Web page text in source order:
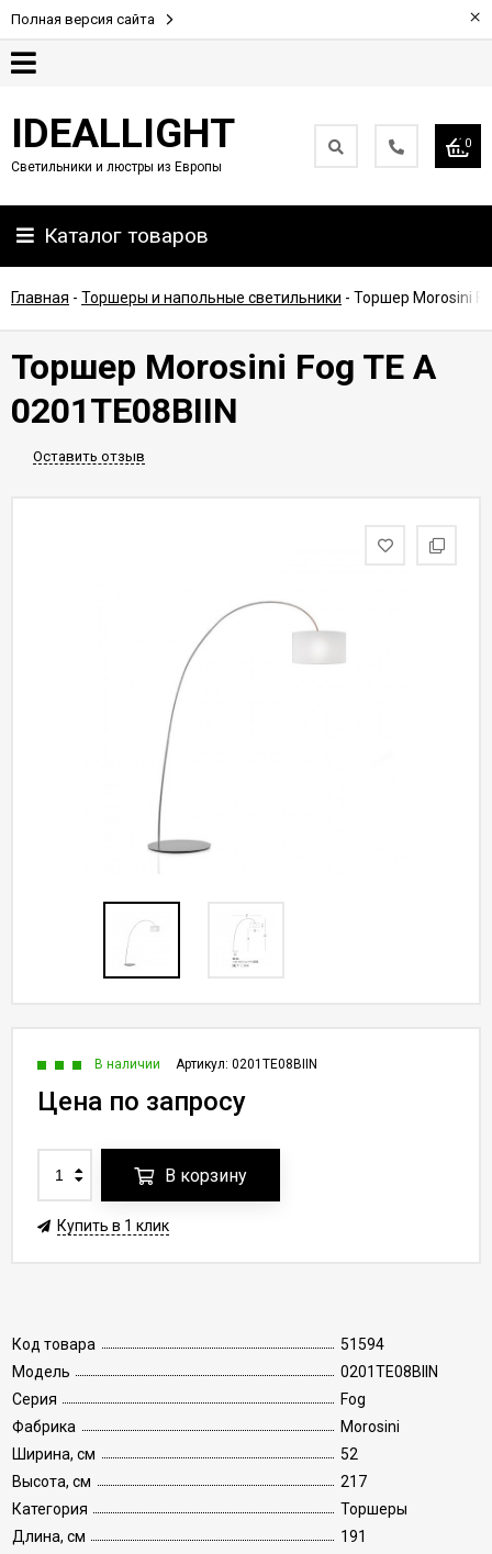
Полная версия сайта ×
Партнерам
Доставка
IDEALLIGHT
Светильники и люстры из Европы
0
Каталог товаров
Главная - Торшеры и напольные светильники - Торшер Morosini
Торшер Morosini Fog TE A
0201TE08BIIN
Оставить отзыв
Код товара
51594
Модель
0201TE08BIIN
Серия
Fog
Фабрика
Morosini
Ширина, см
52
Высота, см
217
Категория
Торшеры
Длина, см
191
Артикул: 0201TE08BIIN
В наличии
Цена по запросу
В корзину
Купить в 1 клик